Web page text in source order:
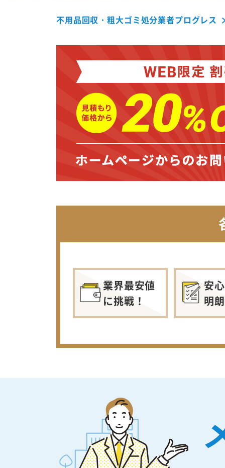
不用品回収・粗大ゴミ処分業者プログレス
業界最安値
に挑戦！
安
明